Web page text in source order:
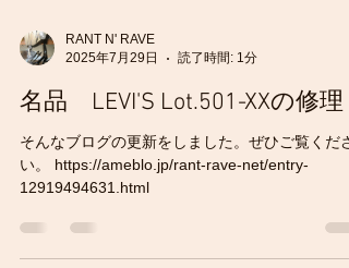
RANT N' RAVE
2025年7月29日
読了時間: 1分
名品 LEVI'S Lot.501-XXの修理
そんなブログの更新をしました。ぜひご覧くださ
い。 https://ameblo.jp/rant-rave-net/entry-
12919494631.html